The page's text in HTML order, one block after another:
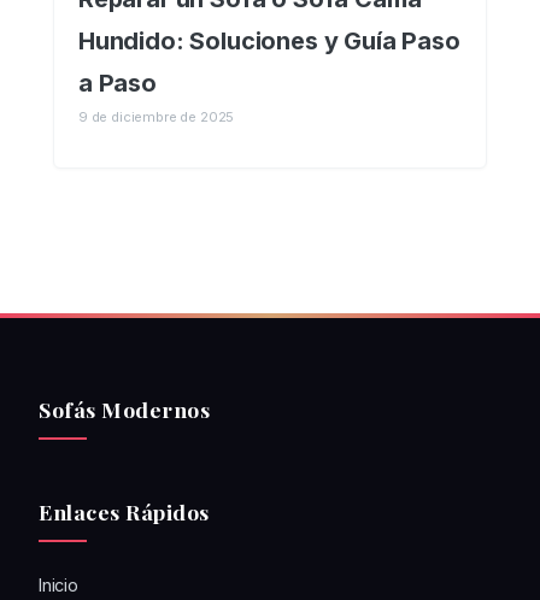
Hundido: Soluciones y Guía Paso
a Paso
9 de diciembre de 2025
Sofás Modernos
Enlaces Rápidos
Inicio